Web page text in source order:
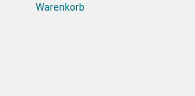
Warenkorb